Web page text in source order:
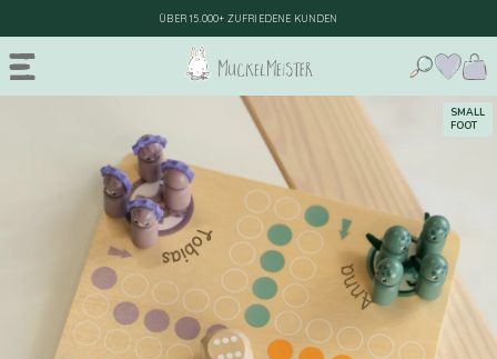
ÜBER 15.000+ ZUFRIEDENE KUNDEN
GEBURT & BABY
KINDERZIMMER
Geschenke zur Geburt
Geburt Junge
Geburt Mädchen
Erinnerungsboxen
Krabbelschuhe & Babyschuhe
Strampler & Lätzchen
NEUHEITEN BESTSELLER
SMALL
FOOT